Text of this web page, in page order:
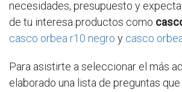
necesidades, presupuesto y
de tu interesa productos como
casco orbea r10 negro y casco
Para asistirte a seleccionar el más
elaborado una lista de preguntas